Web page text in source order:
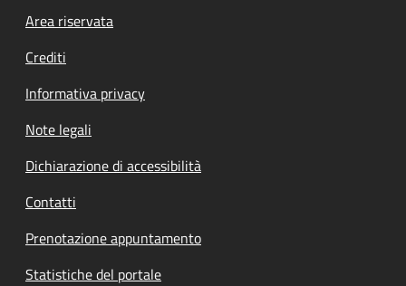
Footer menu
Area riservata
Crediti
Informativa privacy
Note legali
Dichiarazione di accessibilità
Contatti
Prenotazione appuntamento
Statistiche del portale